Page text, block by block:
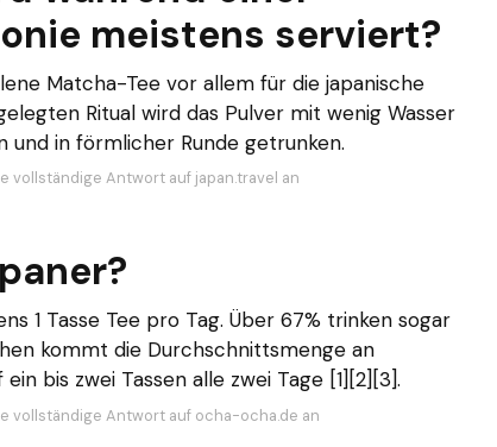
meistens serviert?
Matcha-Tee vor allem für die japanische
Ritual wird das Pulver mit wenig Wasser
und in förmlicher Runde getrunken.
vollständige Antwort auf japan.travel an
1 Tasse Tee pro Tag. Über 67% trinken sogar
kommt die Durchschnittsmenge an
bis zwei Tassen alle zwei Tage [1][2][3].
vollständige Antwort auf ocha-ocha.de an